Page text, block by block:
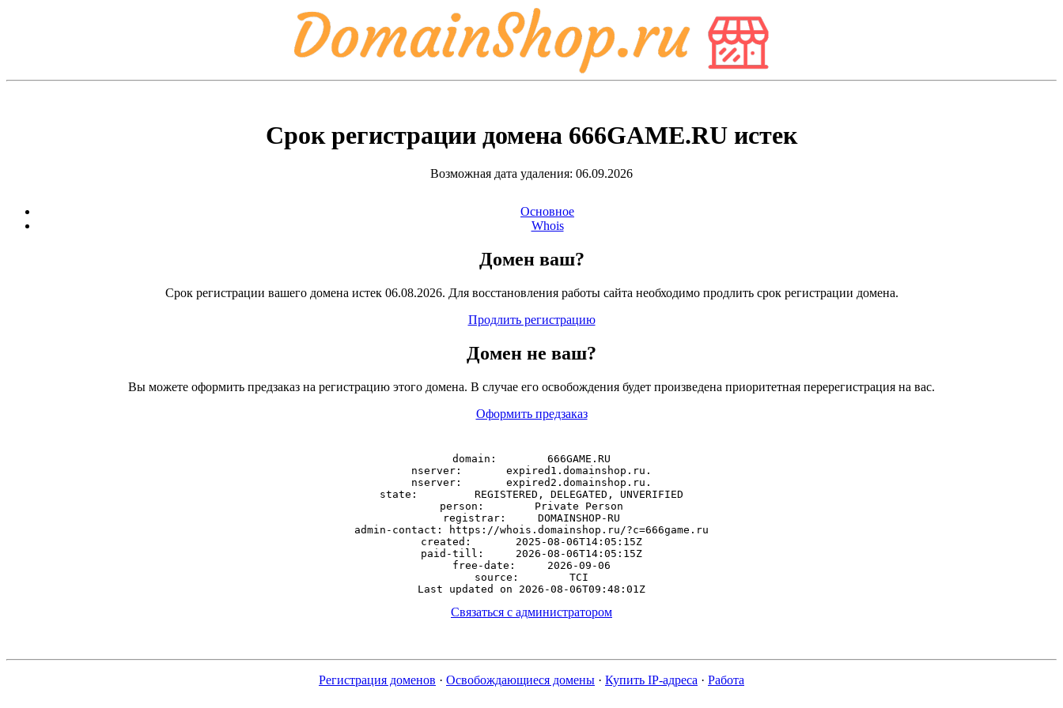
Срок регистрации домена 666GAME.RU истек
Возможная дата удаления: 06.09.2026
Основное
Whois
Домен ваш?
Срок регистрации вашего домена истек 06.08.2026. Для восстановления работы сайта необходимо продлить срок регистрации домена.
Продлить регистрацию
Домен не ваш?
Вы можете оформить предзаказ на регистрацию этого домена. В случае его освобождения будет произведена приоритетная перерегистрация на вас.
Оформить предзаказ
domain:        666GAME.RU
nserver:       expired1.domainshop.ru.
nserver:       expired2.domainshop.ru.
state:         REGISTERED, DELEGATED, UNVERIFIED
person:        Private Person
registrar:     DOMAINSHOP-RU
admin-contact: https://whois.domainshop.ru/?c=666game.ru
created:       2025-08-06T14:05:15Z
paid-till:     2026-08-06T14:05:15Z
free-date:     2026-09-06
source:        TCI
Связаться с администратором
Регистрация доменов · Освобождающиеся домены · Купить IP-адреса · Работа